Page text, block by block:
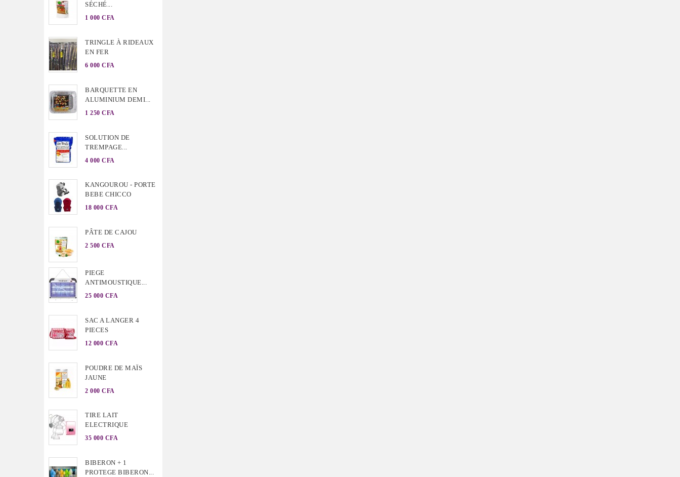
SÉCHÉ...
1 000 CFA
TRINGLE À RIDEAUX
EN FER
6 000 CFA
BARQUETTE EN
ALUMINIUM DEMI...
1 250 CFA
SOLUTION DE
TREMPAGE...
4 000 CFA
KANGOUROU - PORTE
BEBE CHICCO
18 000 CFA
PÂTE DE CAJOU
2 500 CFA
PIEGE
ANTIMOUSTIQUE...
25 000 CFA
SAC A LANGER 4
PIECES
12 000 CFA
POUDRE DE MAÏS
JAUNE
2 000 CFA
TIRE LAIT
ELECTRIQUE
35 000 CFA
BIBERON + 1
PROTEGE BIBERON...